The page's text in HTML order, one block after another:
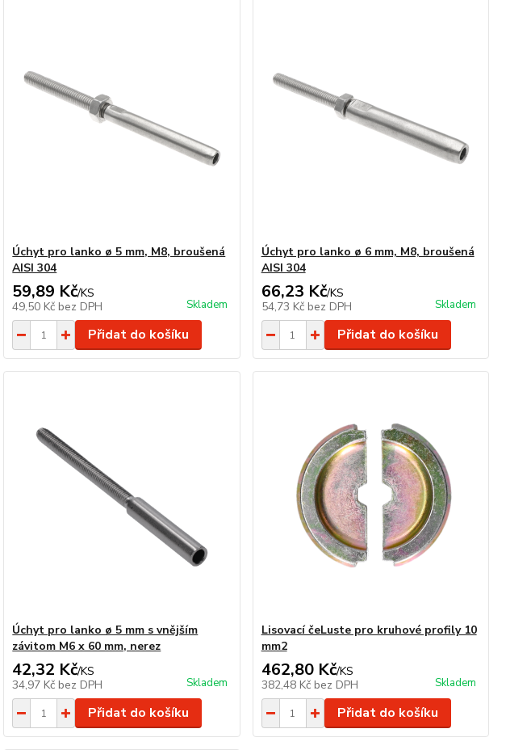
Úchyt pro lanko ø 5 mm, M8, broušená
AISI 304
59,89 Kč/KS
49,50 Kč bez DPH Skladem
Přidat do košíku
Úchyt pro lanko ø 6 mm, M8, broušená
AISI 304
66,23 Kč/KS
54,73 Kč bez DPH Skladem
Přidat do košíku
Úchyt pro lanko ø 5 mm s vnějším
závitom M6 x 60 mm, nerez
42,32 Kč/KS
34,97 Kč bez DPH Skladem
Přidat do košíku
Lisovací čeLuste pro kruhové profily 10
mm2
462,80 Kč/KS
382,48 Kč bez DPH Skladem
Přidat do košíku